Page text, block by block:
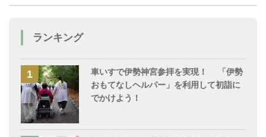
ランキング
車いすで伊勢神宮参拝を実現！ 「伊勢
おもてなしヘルパー」を利用して初詣に
でかけよう！